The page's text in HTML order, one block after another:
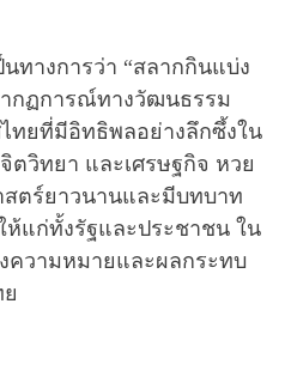
ทางการว่า “สลากกินแบ่ง
ากฏการณ์ทางวัฒนธรรม
ทยที่มีอิทธิพลอย่างลึกซึ้งใน
ตวิทยา และเศรษฐกิจ หวย
สตร์ยาวนานและมีบทบาท
ห้แก่ทั้งรัฐและประชาชน ใน
ความหมายและผลกระทบ